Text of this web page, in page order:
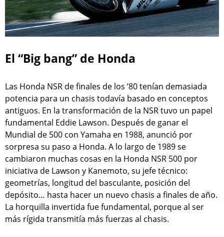
El “Big bang” de Honda
Las Honda NSR de finales de los ’80 tenían demasiada
potencia para un chasis todavía basado en conceptos
antiguos. En la transformación de la NSR tuvo un papel
fundamental Eddie Lawson. Después de ganar el
Mundial de 500 con Yamaha en 1988, anunció por
sorpresa su paso a Honda. A lo largo de 1989 se
cambiaron muchas cosas en la Honda NSR 500 por
iniciativa de Lawson y Kanemoto, su jefe técnico:
geometrías, longitud del basculante, posición del
depósito… hasta hacer un nuevo chasis a finales de año.
La horquilla invertida fue fundamental, porque al ser
más rígida transmitía más fuerzas al chasis.